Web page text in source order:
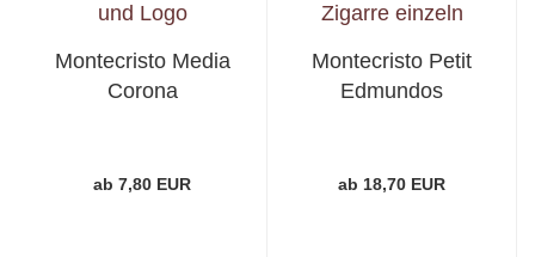
Montecristo Media
Corona
ab 7,80 EUR
Montecristo Petit
Edmundos
ab 18,70 EUR